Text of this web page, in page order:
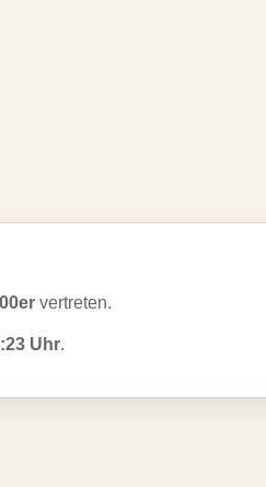
vertreten.
Uhr.